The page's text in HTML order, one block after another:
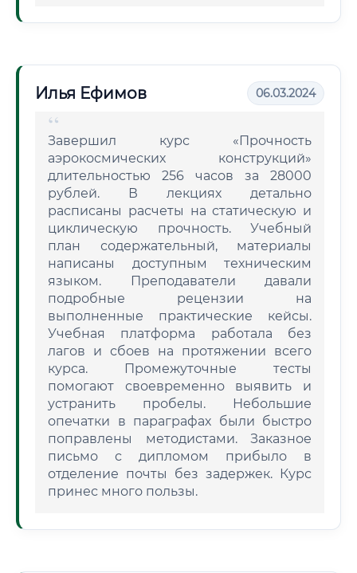
Илья Ефимов 06.03.2024
Завершил курс «Прочность
аэрокосмических конструкций»
длительностью 256 часов за 28000
рублей. В лекциях детально
расписаны расчеты на статическую и
циклическую прочность. Учебный
план содержательный, материалы
написаны доступным техническим
языком. Преподаватели давали
подробные рецензии на
выполненные практические кейсы.
Учебная платформа работала без
лагов и сбоев на протяжении всего
курса. Промежуточные тесты
помогают своевременно выявить и
устранить пробелы. Небольшие
опечатки в параграфах были быстро
поправлены методистами. Заказное
письмо с дипломом прибыло в
отделение почты без задержек. Курс
принес много пользы.